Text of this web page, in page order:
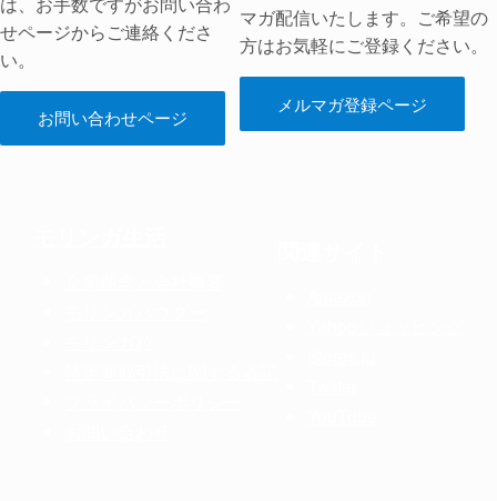
せページからご連絡くださ
い。
お問い合わせページ
マガ配信いたします。ご希望の
方はお気軽にご登録ください。
メルマガ登録ページ